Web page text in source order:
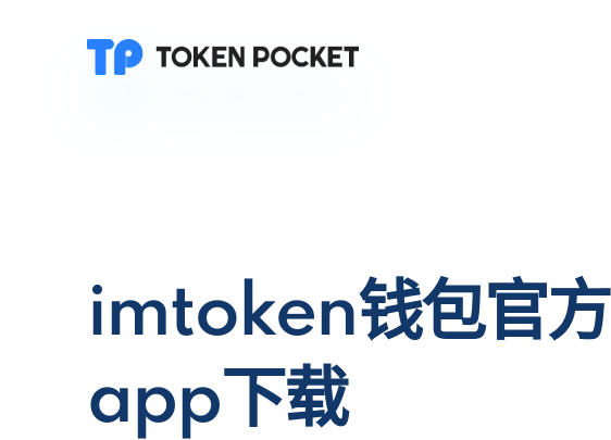
imtoken钱包官方
app下载